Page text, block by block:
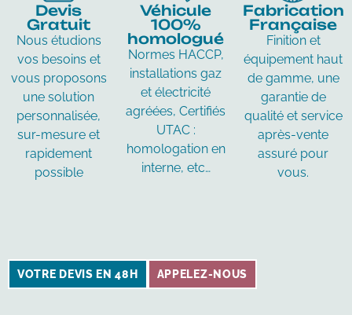
Devis
Gratuit
Nous étudions
vos besoins et
vous proposons
une solution
personnalisée,
sur-mesure et
rapidement
possible
Véhicule
100%
homologué
Normes HACCP,
installations gaz
et électricité
agréées, Certifiés
UTAC :
homologation en
interne, etc…
Fabrication
Française
Finition et
équipement haut
de gamme, une
garantie de
qualité et service
après-vente
assuré pour
vous.
VOTRE DEVIS EN 48H APPELEZ-NOUS